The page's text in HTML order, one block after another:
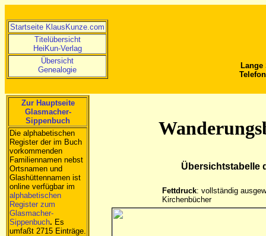
Startseite KlausKunze.com
Titelübersicht
HeiKun-Verlag
Übersicht
Genealogie
Lange
Zur Hauptseite
Glasmacher-
Sippenbuch
Die alphabetischen
Register der im Buch
vorkommenden
Familiennamen nebst
Ortsnamen und
Glashüttennamen ist
online verfügbar im
alphabetischen
Register zum
Glasmacher-
Sippenbuch. Es
umfaßt 2715 Einträge.
Übersichtstabelle
Fettdruck: vollständig
Kirchenbücher